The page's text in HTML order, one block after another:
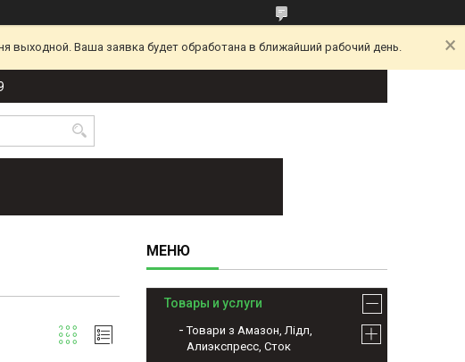
выходной. Ваша заявка будет обработана в ближайший рабочий день.
Товары и услуги
Товари з Амазон, Лідл,
Алиэкспресс, Сток